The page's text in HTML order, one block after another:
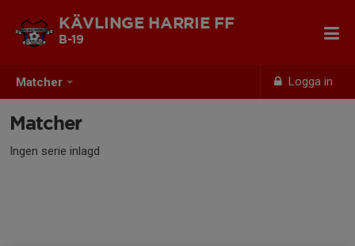
Matcher Logga in
KÄVLINGE HARRIE FF
B-19
Matcher
Ingen serie inlagd